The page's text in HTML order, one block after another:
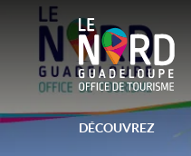
DÉCOUVREZ